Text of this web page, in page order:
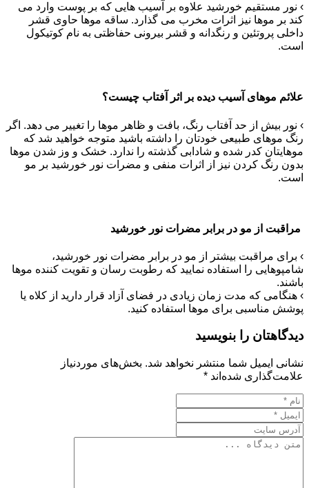
› نور مستقیم خورشید علاوه بر آسیب ‏هایی که بر پوست وارد می‏
کند بر موها نیز اثرات مخرب می‏ گذارد. ساقه موها حاوی قشر
داخلی پروتئین و رنگدانه و قشر بیرونی حفاظتی به نام کوتیکول
است.
علائم موهای آسیب دیده بر اثر آفتاب چیست؟
› نور بیش از حد آفتاب رنگ، بافت و ظاهر موها را تغییر می ‏دهد. اگر
رنگ موهای طبیعی خودتان را داشته باشید متوجه خواهید شد که
موهایتان کدر شده و شادابی گذشته را ندارد. خشک و وز شدن موها
بدون رنگ کردن نیز از اثرات منفی و مضرات نور خورشید بر مو
است.
مراقبت از مو در برابر مضرات نور خورشید
› برای مراقبت بیشتر از مو در برابر مضرات نور خورشید،
شامپوهایی را استفاده نمایید که رطوبت‏ رسان و تقویت‏ کننده موها
باشند.
› هنگامی که مدت زمان زیادی در فضای آزاد قرار دارید از کلاه یا
پوشش مناسبی برای موها استفاده کنید.
دیدگاهتان را بنویسید
نشانی ایمیل شما منتشر نخواهد شد. بخش‌های موردنیاز
علامت‌گذاری شده‌اند *